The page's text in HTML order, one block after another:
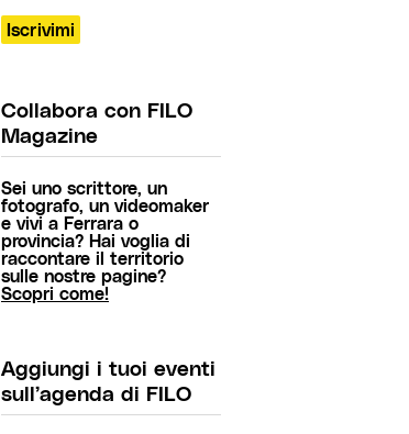
Collabora con FILO
Magazine
Sei uno scrittore, un
fotografo, un videomaker
e vivi a Ferrara o
provincia? Hai voglia di
raccontare il territorio
sulle nostre pagine?
Scopri come!
Aggiungi i tuoi eventi
sull’agenda di FILO